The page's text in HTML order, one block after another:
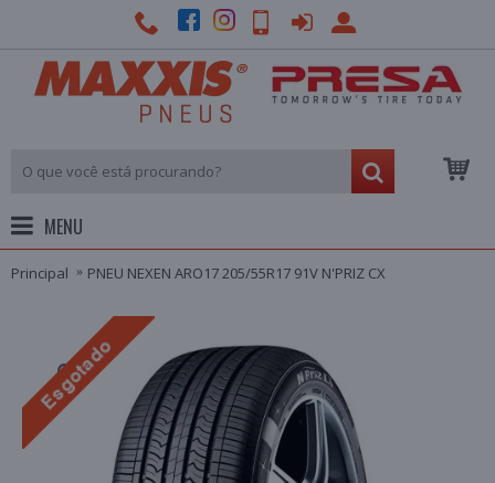
MENU
Principal PNEU NEXEN ARO17 205/55R17 91V N'PRIZ CX